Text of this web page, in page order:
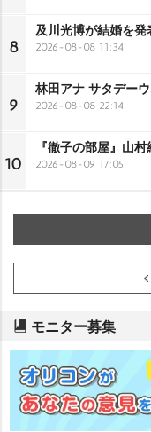
8
及川光博が結婚を発
2026-08-08 11:34
9
林田アナ サタデー
2026-08-08 22:14
10
『徹子の部屋』山
2026-08-09 17:05
モニター募集